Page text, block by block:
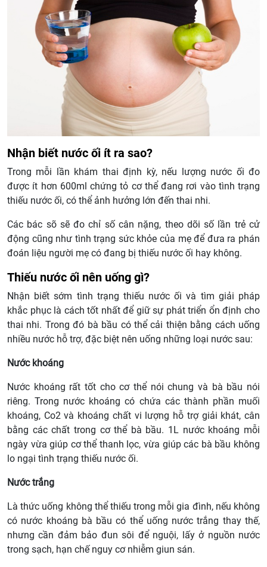
Nhận biết nước ối ít ra sao?
Trong mỗi lần khám thai định kỳ, nếu lượng nước ối đo
được ít hơn 600ml chứng tỏ cơ thể đang rơi vào tình trạng
thiếu nước ối, có thể ảnh hưởng lớn đến thai nhi.
Các bác sõ sẽ đo chỉ số cân nặng, theo dõi số lần trẻ cử
động cũng như tình trạng sức khỏe của mẹ để đưa ra phán
đoán liệu người mẹ có đang bị thiếu nước ối hay không.
Thiếu nước ối nên uống gì?
Nhận biết sớm tình trạng thiếu nước ối và tìm giải pháp
khắc phục là cách tốt nhất để giữ sự phát triển ổn định cho
thai nhi. Trong đó bà bầu có thể cải thiện bằng cách uống
nhiều nước hỗ trợ, đặc biệt nên uống những loại nước sau:
Nước khoáng
Nước khoáng rất tốt cho cơ thể nói chung và bà bầu nói
riêng. Trong nước khoáng có chứa các thành phần muối
khoáng, Co2 và khoáng chất vi lượng hỗ trợ giải khát, cân
bằng các chất trong cơ thể bà bầu. 1L nước khoáng mỗi
ngày vừa giúp cơ thể thanh lọc, vừa giúp các bà bầu không
lo ngại tình trạng thiếu nước ối.
Nước trắng
Là thức uống không thể thiếu trong mỗi gia đình, nếu không
có nước khoáng bà bầu có thể uống nước trắng thay thế,
nhưng cần đảm bảo đun sôi để nguội, lấy ở nguồn nước
trong sạch, hạn chế nguy cơ nhiễm giun sán.